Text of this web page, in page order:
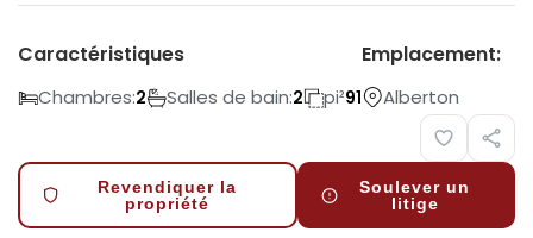
Caractéristiques
Chambres:2 Salles de bain:2 pi²91
Emplacement:
Alberton
Revendiquer la
propriété
Soulever un
litige